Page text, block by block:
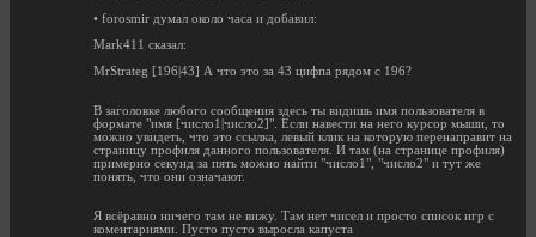
• forosmir думал около часа и добавил:
Mark411 сказал:
MrStrateg [196|43] А что это за 43 цифпа рядом с 196?
В заголовке любого сообщения здесь ты видишь имя пользователя в
формате "имя [число1|число2]". Если навести на него курсор мыши, то
можно увидеть, что это ссылка, левый клик на которую перенаправит на
страницу профиля данного пользователя. И там (на странице профиля)
примерно секунд за пять можно найти "число1", "число2" и тут же
понять, что они означают.
Я всёравно ничего там не вижу. Там нет чисел и просто список игр с
коментариями. Пусто пусто выросла капуста